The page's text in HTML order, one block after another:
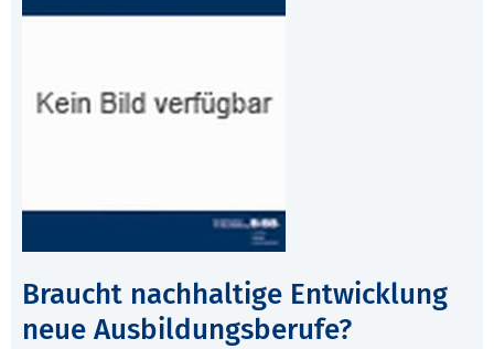
Braucht nachhaltige Entwicklung
neue Ausbildungsberufe?